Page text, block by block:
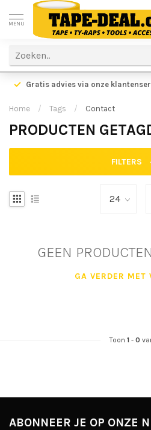
MENU
Gratis advies via onze
Home / Tags / Contact
PRODUCTEN
FILTERS
GEEN
GA VERDER MET
Toon 1- 0
ABONNEER JE OP ONZE